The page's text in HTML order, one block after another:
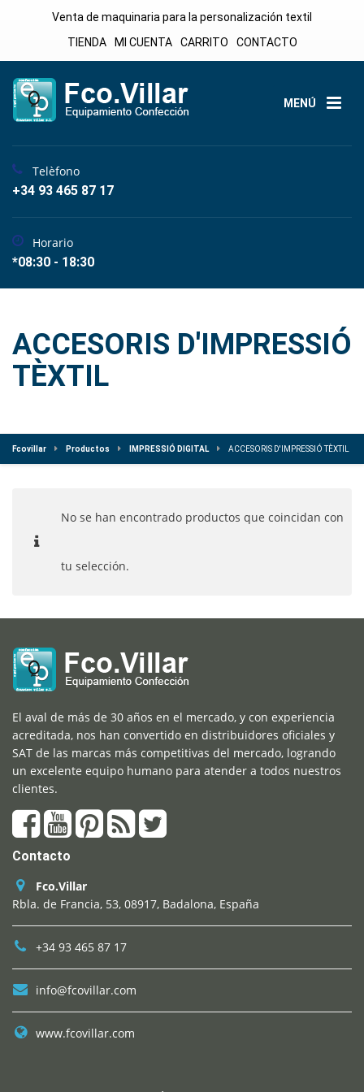
Venta de maquinaria para la personalización textil
TIENDA
MI CUENTA CARRITO CONTACTO
MENÚ
Telèfono
+34 93 465 87 17
Horario
*08:30 - 18:30
ACCESORIS D'IMPRESSIÓ
TÈXTIL
Fcovillar Productos IMPRESSIÓ DIGITAL ACCESORIS D'IMPRESSIÓ TÈXTIL
No se han encontrado productos que coincidan con
tu selección.
El aval de más de 30 años en el mercado, y con experiencia
acreditada, nos han convertido en distribuidores oficiales y
SAT de las marcas más competitivas del mercado, logrando
un excelente equipo humano para atender a todos nuestros
clientes.
Contacto
Fco.Villar
Rbla. de Francia, 53, 08917, Badalona, España
+34 93 465 87 17
info@fcovillar.com
www.fcovillar.com